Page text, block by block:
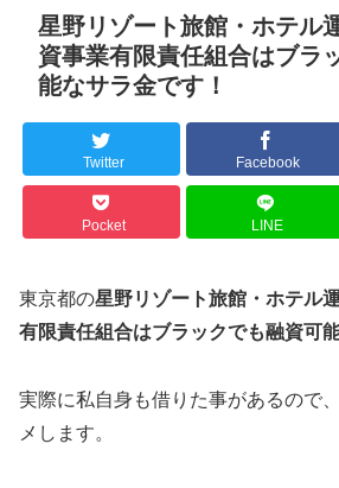
星野リゾート旅館・ホテル
資事業有限責任組合はブラ
能なサラ金です！
Twitter Facebook
Pocket LINE
東京都の星野リゾート旅館・ホテル
有限責任組合はブラックでも融資可
実際に私自身も借りた事があるので
メします。